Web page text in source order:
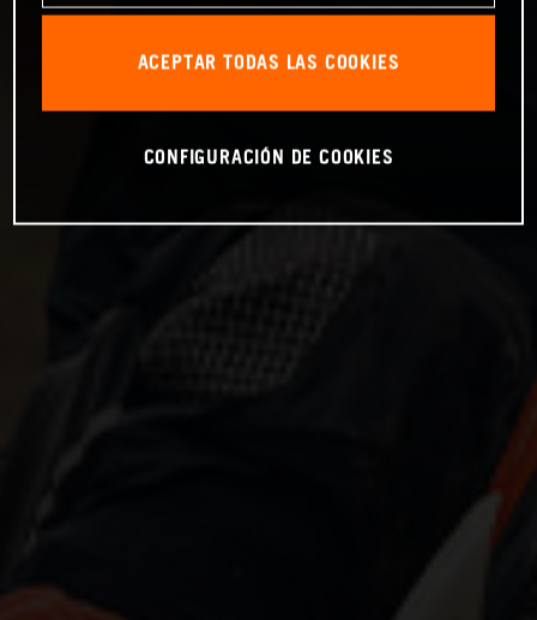
ACEPTAR TODAS LAS COOKIES
CONFIGURACIÓN DE COOKIES